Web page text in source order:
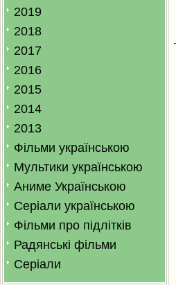
2019
2018
2017
2016
2015
2014
2013
Фільми українською
Мультики українською
Аниме Українською
Серіали українською
Фільми про підлітків
Радянські фільми
Серіали